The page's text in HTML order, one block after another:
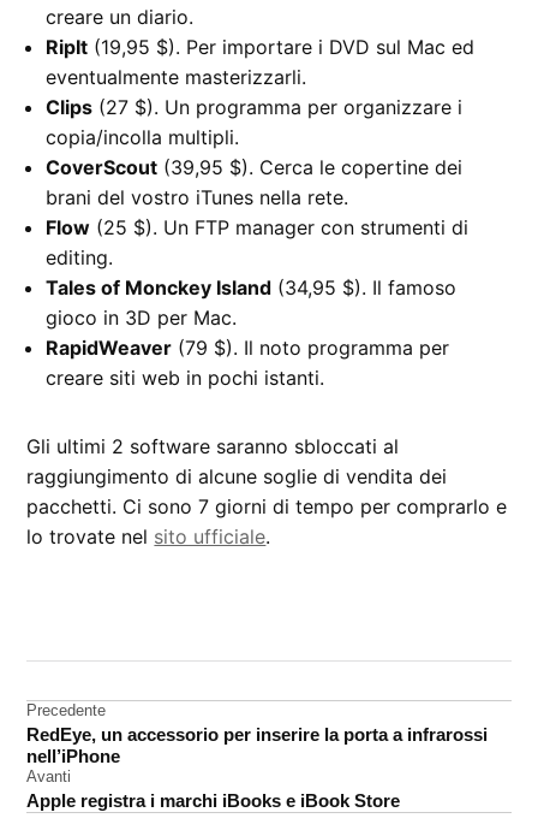
creare un diario.
RipIt (19,95 $). Per importare i DVD sul Mac ed
eventualmente masterizzarli.
Clips (27 $). Un programma per organizzare i
copia/incolla multipli.
CoverScout (39,95 $). Cerca le copertine dei
brani del vostro iTunes nella rete.
Flow (25 $). Un FTP manager con strumenti di
editing.
Tales of Monckey Island (34,95 $). Il famoso
gioco in 3D per Mac.
RapidWeaver (79 $). Il noto programma per
creare siti web in pochi istanti.
Gli ultimi 2 software saranno sbloccati al
raggiungimento di alcune soglie di vendita dei
pacchetti. Ci sono 7 giorni di tempo per comprarlo e
lo trovate nel sito ufficiale.
MacHeist
Software
Navigazione
articoli
Precedente
RedEye, un accessorio per inserire la porta a infrarossi
nell’iPhone
Avanti
Apple registra i marchi iBooks e iBook Store